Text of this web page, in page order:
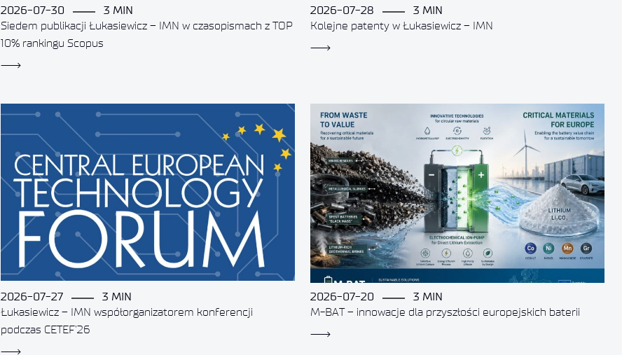
2026-07-30
3 MIN
Siedem publikacji Łukasiewicz – IMN w czasopismach z TOP
10% rankingu Scopus
2026-07-28
3 MIN
Kolejne patenty w Łukasiewicz – IMN
2026-07-27
3 MIN
Łukasiewicz – IMN współorganizatorem konferencji
podczas CETEF’26
2026-07-20
3 MIN
M-BAT – innowacje dla przyszłości europejskich baterii